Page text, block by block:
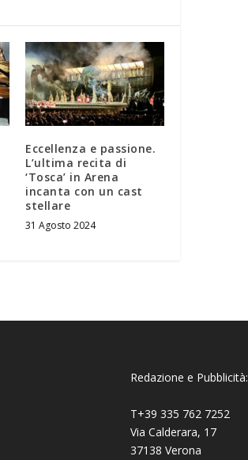
Eccellenza e passione.
L’ultima recita di
‘Tosca’ in Arena
incanta con un cast
stellare
31 Agosto 2024
Redazione e Pubblicità:
T+39 335 762 7252
Via Calderara, 17
37138 Verona